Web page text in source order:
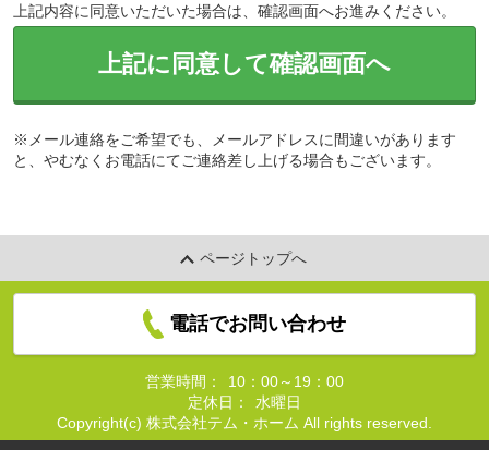
上記内容に同意いただいた場合は、確認画面へお進みください。
上記に同意して確認画面へ
※メール連絡をご希望でも、メールアドレスに間違いがあります
と、やむなくお電話にてご連絡差し上げる場合もございます。
ページトップへ
電話でお問い合わせ
営業時間：
10：00～19：00
定休日：
水曜日
Copyright(c) 株式会社テム・ホーム All rights reserved.